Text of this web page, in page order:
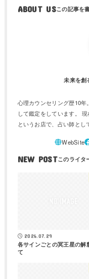
ABOUT US
未来を創
心理カウンセリング歴10
して鑑定をしています。
というお店で、占い師とし
NEW POST
2026.07.29
各サインごとの冥王星の解
て